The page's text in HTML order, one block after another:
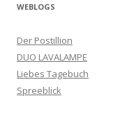
WEBLOGS
Der Postillion
DUO LAVALAMPE
Liebes Tagebuch
Spreeblick